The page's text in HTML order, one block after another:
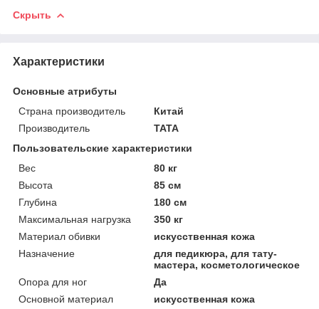
Скрыть
Характеристики
Основные атрибуты
Страна производитель
Китай
Производитель
TATA
Пользовательские характеристики
Вес
80 кг
Высота
85 см
Глубина
180 см
Максимальная нагрузка
350 кг
Материал обивки
искусственная кожа
Назначение
для педикюра, для тату-
мастера, косметологическое
Опора для ног
Да
Основной материал
искусственная кожа